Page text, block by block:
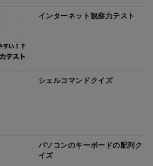
インターネット観察力テスト
シェルコマンドクイズ
パソコンのキーボードの配列ク
イズ